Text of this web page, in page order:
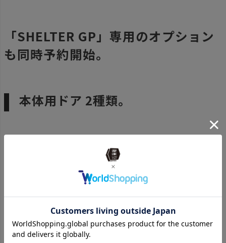
「SHELTER GP」専用のオプション
も同時予約開始。
本体用ドア 2種類。